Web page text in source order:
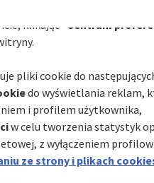
warto pojechać na
słoneczna
długa podróż Cię czeka,
UBEZPIECZENIE
"
klikając " Centrum
pliki cookie do
do wyświetlania reklam,
i profilem użytkownika,
w celu tworzenia statystyk
z wyłączeniem
ze strony i plikach